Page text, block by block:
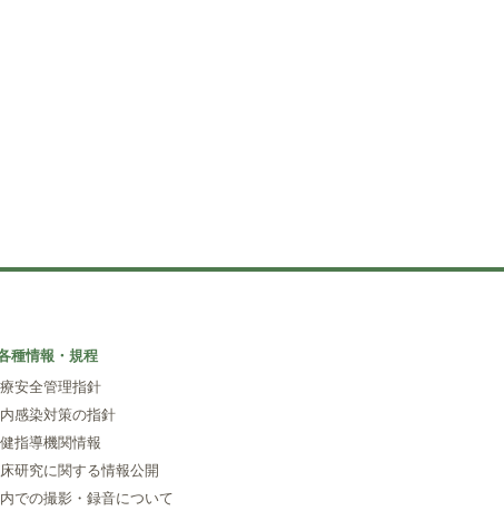
種情報・規程
安全管理指針
感染対策の指針
指導機関情報
研究に関する情報公開
での撮影・録音について